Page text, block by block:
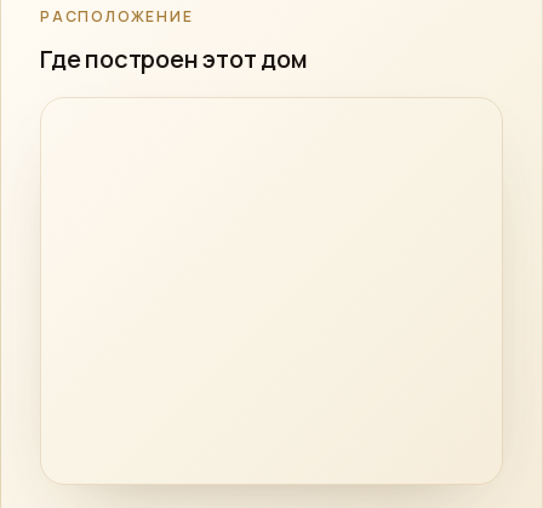
РАСПОЛОЖЕНИЕ
Где построен этот дом